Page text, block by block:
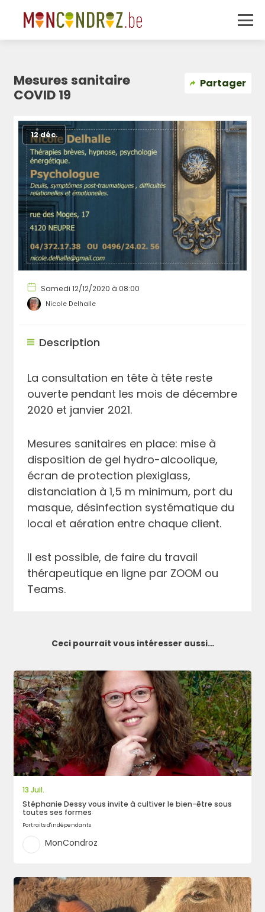
Mesures sanitaire
COVID 19
Partager
12 déc.
Samedi 12/12/2020 à 08:00
Nicole Delhalle
Description
La consultation en tête à tête reste
ouverte pendant les mois de décembre
2020 et janvier 2021.
Mesures sanitaires en place: mise à
disposition de gel hydro-alcoolique,
écran de protection plexiglass,
distanciation à 1,5 m minimum, port du
masque, désinfection systématique du
local et aération entre chaque client.
Il est possible, de faire du travail
thérapeutique en ligne par ZOOM ou
Teams.
Ceci pourrait vous intéresser aussi…
13 Juil.
Stéphanie Dessy vous invite à cultiver le bien-être sous
toutes ses formes
Portraits d'indépendants
MonCondroz